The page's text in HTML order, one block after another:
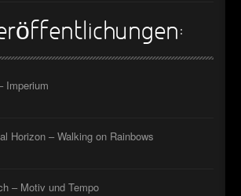
Imperium
Horizon – Walking on Rainbows
– Motiv und Tempo